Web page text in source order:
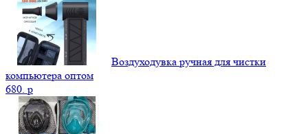
Воздуходувка ручная для чистки
компьютера оптом
680. p